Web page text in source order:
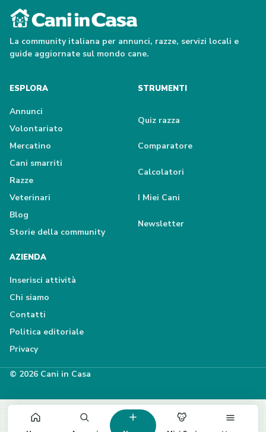
La community italiana per annunci, razze, servizi locali e
guide aggiornate sul mondo cane.
ESPLORA
Annunci
Volontariato
Mercatino
Cani smarriti
Razze
Veterinari
Blog
Storie della community
STRUMENTI
Quiz razza
Comparatore
Calcolatori
I Miei Cani
Newsletter
AZIENDA
Inserisci attività
Chi siamo
Contatti
Politica editoriale
Privacy
© 2026 Cani in Casa